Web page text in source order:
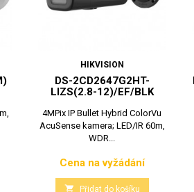
HIKVISION
DS-2CD2647G2HT-
LIZS(2.8-12)/EF/BLK
4MPix IP Bullet Hybrid ColorVu
AcuSense kamera; LED/IR 60m,
WDR...
Cena
Cena na vyžádání
 Přidat do košíku